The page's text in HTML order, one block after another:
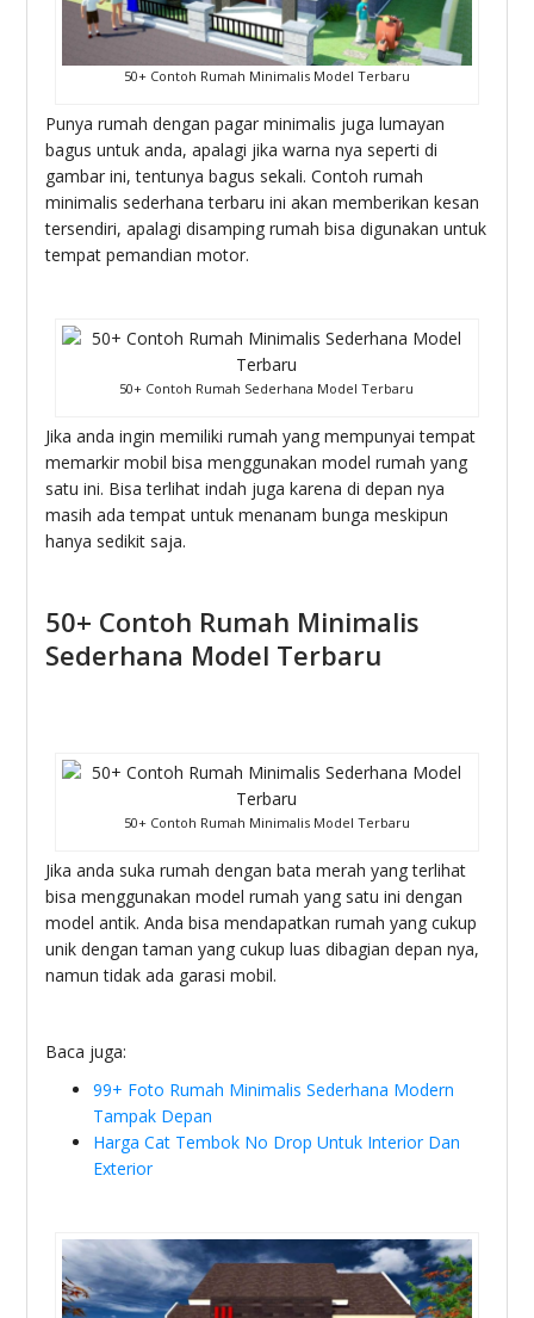
50+ Contoh Rumah Minimalis Model Terbaru
Punya rumah dengan pagar minimalis juga lumayan
bagus untuk anda, apalagi jika warna nya seperti di
gambar ini, tentunya bagus sekali. Contoh rumah
minimalis sederhana terbaru ini akan memberikan kesan
tersendiri, apalagi disamping rumah bisa digunakan untuk
tempat pemandian motor.
50+ Contoh Rumah Sederhana Model Terbaru
Jika anda ingin memiliki rumah yang mempunyai tempat
memarkir mobil bisa menggunakan model rumah yang
satu ini. Bisa terlihat indah juga karena di depan nya
masih ada tempat untuk menanam bunga meskipun
hanya sedikit saja.
50+ Contoh Rumah Minimalis
Sederhana Model Terbaru
50+ Contoh Rumah Minimalis Model Terbaru
Jika anda suka rumah dengan bata merah yang terlihat
bisa menggunakan model rumah yang satu ini dengan
model antik. Anda bisa mendapatkan rumah yang cukup
unik dengan taman yang cukup luas dibagian depan nya,
namun tidak ada garasi mobil.
Baca juga:
99+ Foto Rumah Minimalis Sederhana Modern
Tampak Depan
Harga Cat Tembok No Drop Untuk Interior Dan
Exterior